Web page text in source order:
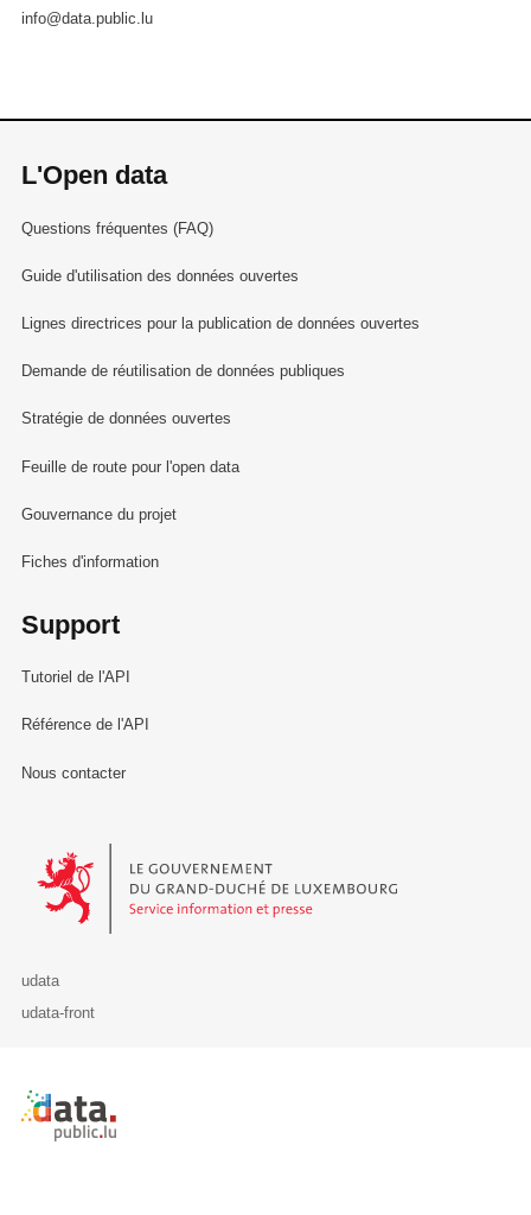
info@data.public.lu
L'Open data
Questions fréquentes (FAQ)
Guide d'utilisation des données ouvertes
Lignes directrices pour la publication de données ouvertes
Demande de réutilisation de données publiques
Stratégie de données ouvertes
Feuille de route pour l'open data
Gouvernance du projet
Fiches d'information
Support
Tutoriel de l'API
Référence de l'API
Nous contacter
Le Gouvernement du Grand-Duché de Luxembourg - Service
udata
udata-front
Retour à l'accueil de data.public.lu